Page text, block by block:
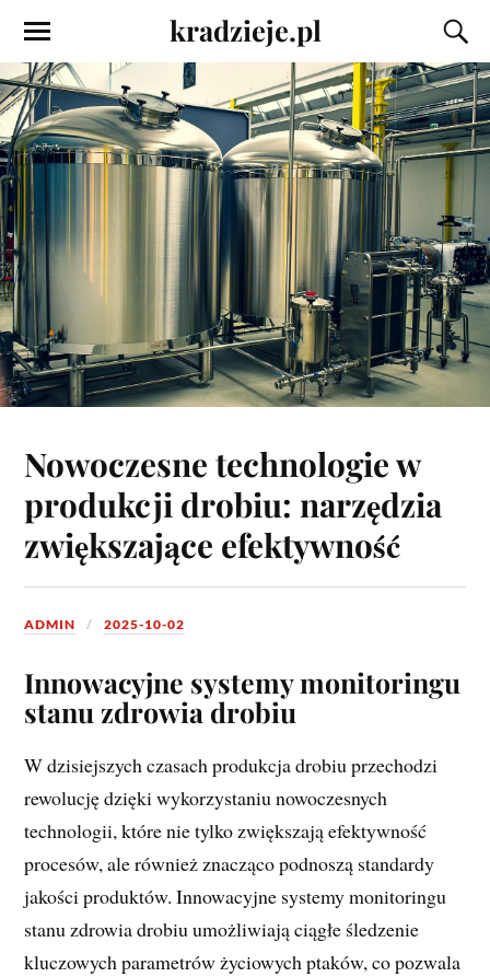
kradzieje.pl
Nowoczesne technologie w
produkcji drobiu: narzędzia
zwiększające efektywność
ADMIN 2025-10-02
Innowacyjne systemy monitoringu
stanu zdrowia drobiu
W dzisiejszych czasach produkcja drobiu przechodzi
rewolucję dzięki wykorzystaniu nowoczesnych
technologii, które nie tylko zwiększają efektywność
procesów, ale również znacząco podnoszą standardy
jakości produktów. Innowacyjne systemy monitoringu
stanu zdrowia drobiu umożliwiają ciągłe śledzenie
kluczowych parametrów życiowych ptaków, co pozwala